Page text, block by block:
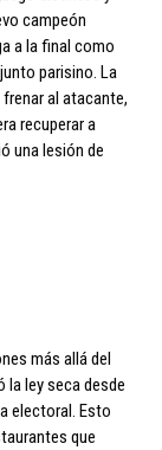
campeón
a la final como
parisino. La
al atacante,
recuperar a
una lesión de
más allá del
ley seca desde
electoral. Esto
que